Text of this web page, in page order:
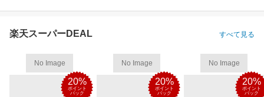
楽天スーパーDEAL すべて見る
No Image
20%
ポイント
バック
No Image
20%
ポイント
バック
No Image
20%
ポイント
バック